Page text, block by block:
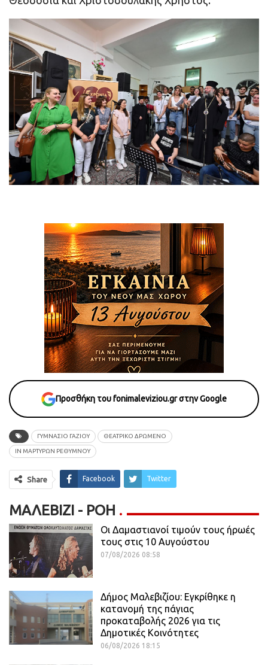
Προσθήκη του fonimaleviziou.gr στην Google
ΓΥΜΝΑΣΙΟ ΓΑΖΙΟΥ ΘΕΑΤΡΙΚΟ ΔΡΩΜΕΝΟ
ΙΝ ΜΑΡΤΥΡΩΝ ΡΕΘΥΜΝΟΥ
Share Facebook Twitter
ΜΑΛΕΒΊΖΙ - ΡΟΗ
Οι Δαμαστιανοί τιμούν τους ήρωές
τους στις 10 Αυγούστου
07/08/2026 08:58
Δήμος Μαλεβιζίου: Εγκρίθηκε η
κατανομή της πάγιας
προκαταβολής 2026 για τις
Δημοτικές Κοινότητες
06/08/2026 18:15